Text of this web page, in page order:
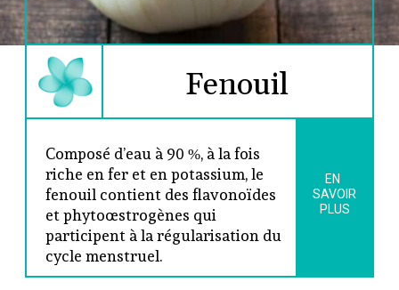
Fenouil
Composé d’eau à 90 %, à la fois
riche en fer et en potassium, le
fenouil contient des flavonoïdes
et phytoœstrogènes qui
participent à la régularisation du
cycle menstruel.
EN
SAVOIR
PLUS